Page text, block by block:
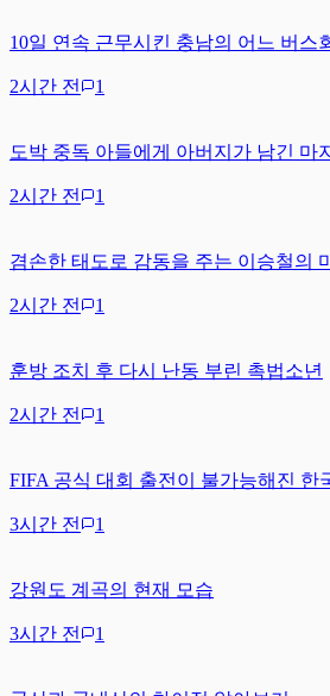
10일 연속 근무시킨 충남의 어느 버스
2시간 전 1
도박 중독 아들에게 아버지가 남긴 마
2시간 전 1
겸손한 태도로 감동을 주는 이승철의
2시간 전 1
훈방 조치 후 다시 난동 부린 촉법소년
2시간 전 1
FIFA 공식 대회 출전이 불가능해진 한
3시간 전 1
강원도 계곡의 현재 모습
3시간 전 1